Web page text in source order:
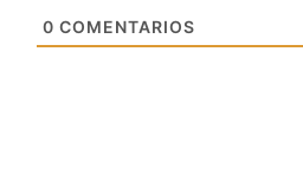
0 COMENTARIOS